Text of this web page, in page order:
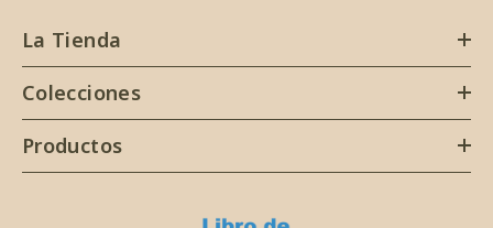
La Tienda
Colecciones
Productos